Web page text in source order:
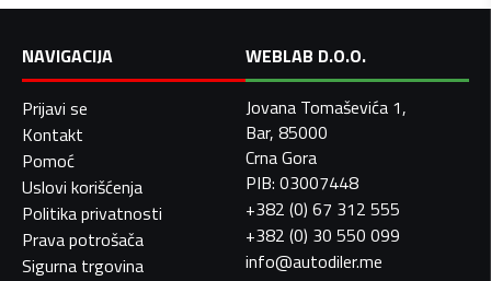
NAVIGACIJA
Prijavi se
Kontakt
Pomoć
Uslovi korišćenja
Politika privatnosti
Prava potrošača
Sigurna trgovina
WEBLAB D.O.O.
Jovana Tomaševića 1,
Bar, 85000
Crna Gora
PIB: 03007448
+382 (0) 67 312 555
+382 (0) 30 550 099
info@autodiler.me